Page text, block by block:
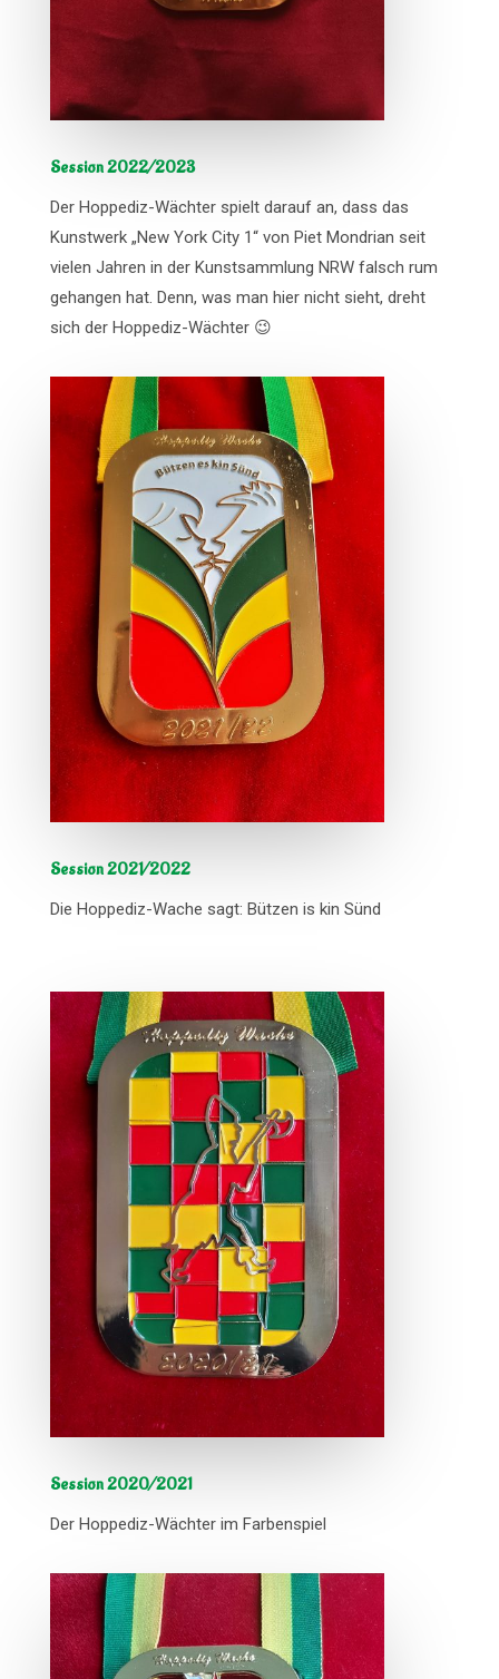
Session 2022/2023
Der Hoppediz-Wächter spielt darauf an, dass das
Kunstwerk „New York City 1“ von Piet Mondrian seit
vielen Jahren in der Kunstsammlung NRW falsch rum
gehangen hat. Denn, was man hier nicht sieht, dreht
sich der Hoppediz-Wächter 😉
Session 2021/2022
Die Hoppediz-Wache sagt: Bützen is kin Sünd
Session 2020/2021
Der Hoppediz-Wächter im Farbenspiel